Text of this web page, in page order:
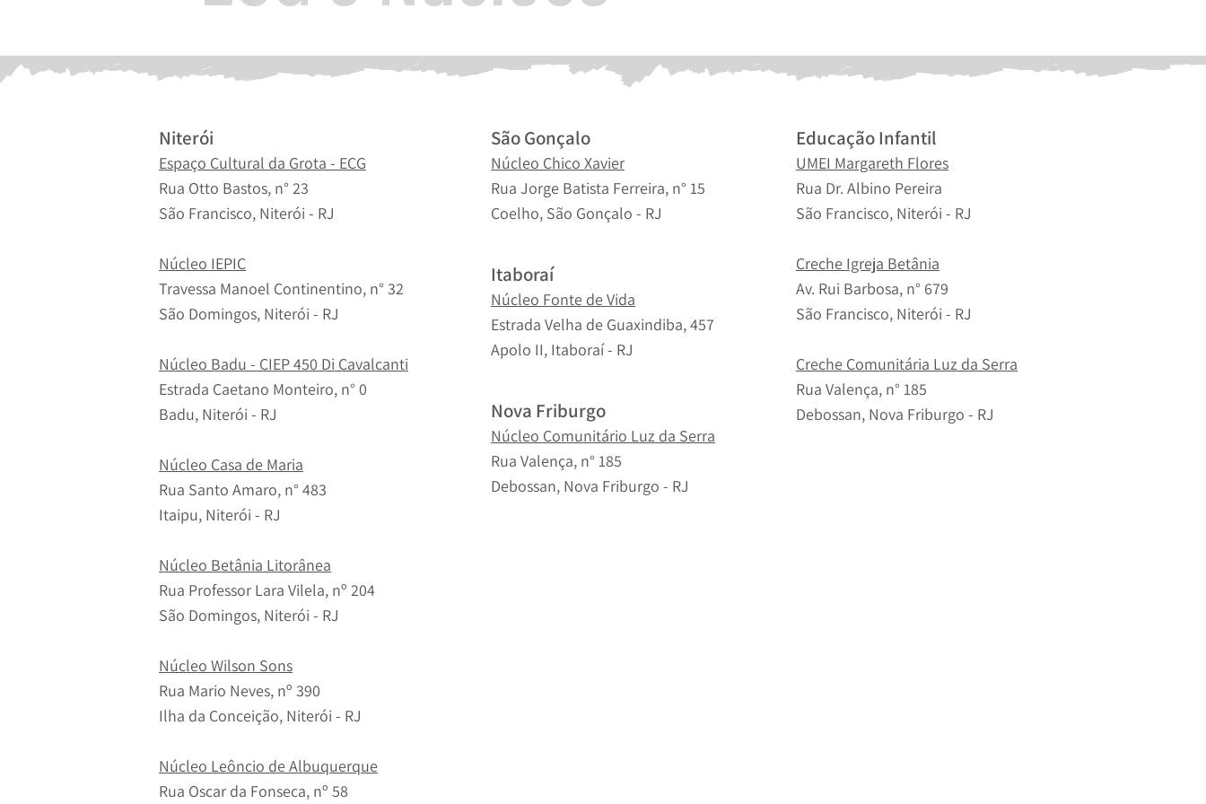
Niterói
Espaço Cultural da Grota - ECG
Rua Otto Bastos, n° 23
São Francisco, Niterói - RJ
Núcleo IEPIC
Travessa Manoel Continentino, n° 32
São Domingos, Niterói - RJ
Núcleo Badu - CIEP 450 Di Cavalcanti
Estrada Caetano Monteiro, n° 0
Badu, Niterói - RJ
Núcleo Casa de Maria
Rua Santo Amaro, n° 483
Itaipu, Niterói - RJ
Núcleo Betânia Litorânea
Rua Professor Lara Vilela, nº 204
São Domingos, Niterói - RJ
Núcleo Wilson Sons
Rua Mario Neves, nº 390
Ilha da Conceição, Niterói - RJ
Núcleo Leôncio de Albuquerque
Rua Oscar da Fonseca, nº 58
São Gonçalo
Núcleo Chico Xavier
Rua Jorge Batista Ferreira, n° 15
Coelho, São Gonçalo - RJ
Itaboraí
Núcleo Fonte de Vida
Estrada Velha de Guaxindiba, 457
Apolo II, Itaboraí - RJ
Nova Friburgo
Núcleo Comunitário Luz da Serra
Rua Valença, n° 185
Debossan, Nova Friburgo - RJ
Educação Infantil
UMEI Margareth Flores
Rua Dr. Albino Pereira
São Francisco, Niterói - RJ
Creche Igreja Betânia
Av. Rui Barbosa, n° 679
São Francisco, Niterói - RJ
Creche Comunitária Luz da Serra
Rua Valença, n° 185
Debossan, Nova Friburgo - RJ